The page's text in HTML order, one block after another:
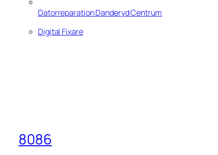
Datorreparation Danderyd Centrum
Digital Fixare
8086